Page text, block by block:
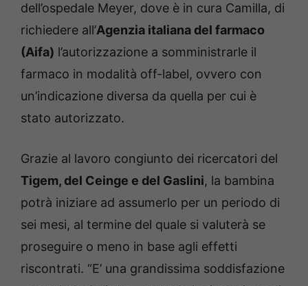
dell’ospedale Meyer, dove è in cura Camilla, di
richiedere all’Agenzia italiana del farmaco
(Aifa) l’autorizzazione a somministrarle il
farmaco in modalità off-label, ovvero con
un’indicazione diversa da quella per cui è
stato autorizzato.
Grazie al lavoro congiunto dei ricercatori del
Tigem, del Ceinge e del Gaslini, la bambina
potrà iniziare ad assumerlo per un periodo di
sei mesi, al termine del quale si valuterà se
proseguire o meno in base agli effetti
riscontrati. “E’ una grandissima soddisfazione